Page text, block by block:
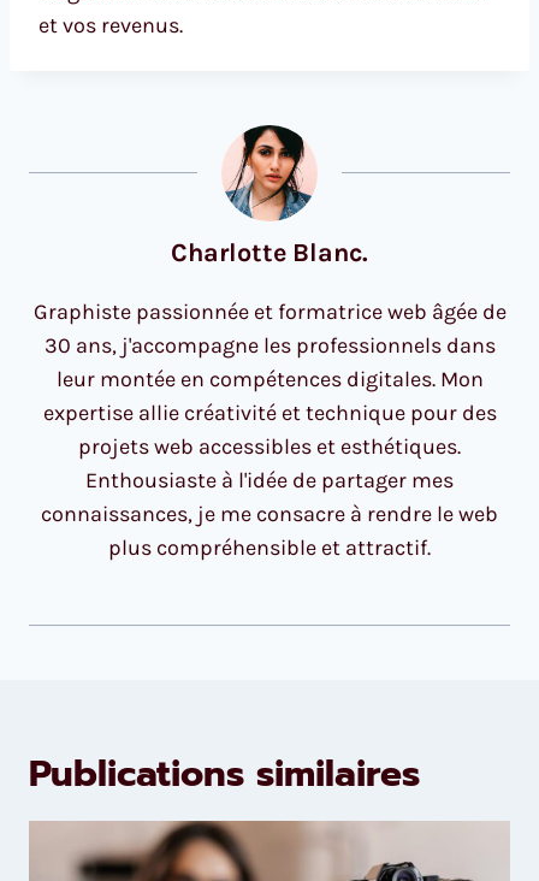
et vos revenus.
Charlotte Blanc.
Graphiste passionnée et formatrice web âgée de
30 ans, j'accompagne les professionnels dans
leur montée en compétences digitales. Mon
expertise allie créativité et technique pour des
projets web accessibles et esthétiques.
Enthousiaste à l'idée de partager mes
connaissances, je me consacre à rendre le web
plus compréhensible et attractif.
Publications similaires